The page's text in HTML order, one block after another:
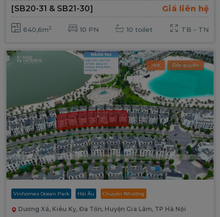
[SB20-31 & SB21-30]
Giá liên hệ
640,6m2 10 PN 10 toilet TB - TN
Hot Độc quyền
Vinhomes Ocean Park Hải Âu Chuyển Nhượng
Dương Xá, Kiêu Kỵ, Đa Tốn, Huyện Gia Lâm, TP Hà Nội